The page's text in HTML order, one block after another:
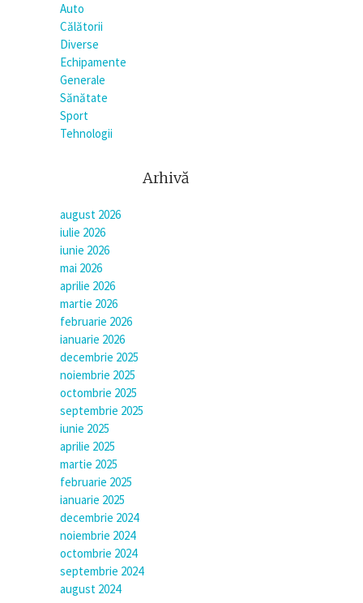
Auto
Călătorii
Diverse
Echipamente
Generale
Sănătate
Sport
Tehnologii
Arhivă
august 2026
iulie 2026
iunie 2026
mai 2026
aprilie 2026
martie 2026
februarie 2026
ianuarie 2026
decembrie 2025
noiembrie 2025
octombrie 2025
septembrie 2025
iunie 2025
aprilie 2025
martie 2025
februarie 2025
ianuarie 2025
decembrie 2024
noiembrie 2024
octombrie 2024
septembrie 2024
august 2024